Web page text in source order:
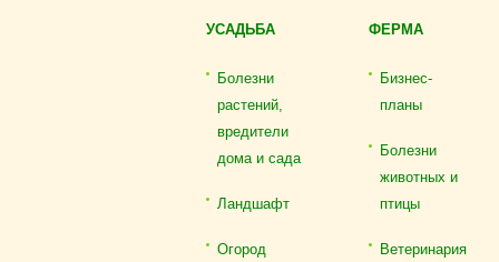
УСАДЬБА
Болезни
растений,
вредители
дома и сада
Ландшафт
Огород
ФЕРМА
Бизнес-
планы
Болезни
животных и
птицы
Ветеринария